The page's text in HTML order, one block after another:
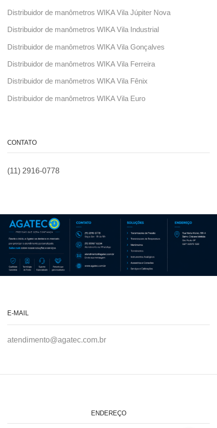
Distribuidor de manômetros WIKA Vila Júpiter Nova
Distribuidor de manômetros WIKA Vila Industrial
Distribuidor de manômetros WIKA Vila Gonçalves
Distribuidor de manômetros WIKA Vila Ferreira
Distribuidor de manômetros WIKA Vila Fênix
Distribuidor de manômetros WIKA Vila Euro
CONTATO
(11) 2916-0778
E-MAIL
atendimento@agatec.com.br
ENDEREÇO